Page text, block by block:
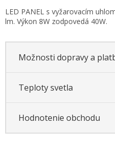
cena:
LED PANEL s vyžarovacím
lm. Výkon 8W zodpovedá 40W.
Možnosti dopravy a
Teploty svetla
Hodnotenie obchodu